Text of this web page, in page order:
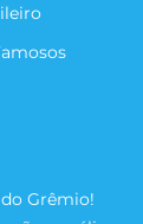
Grêmio!